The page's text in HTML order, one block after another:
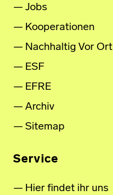
Jobs
Kooperationen
Nachhaltig Vor Ort
ESF
EFRE
Archiv
Sitemap
Service
Hier findet ihr uns